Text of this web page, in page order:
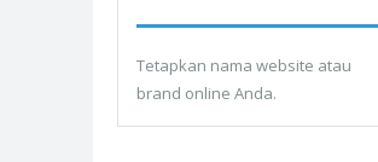
Tetapkan nama website atau
brand online Anda.